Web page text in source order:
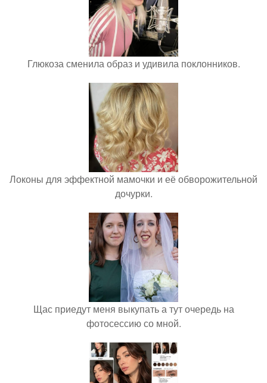
Глюкоза сменила образ и удивила поклонников.
Локоны для эффектной мамочки и её обворожительной
дочурки.
Щас приедут меня выкупать а тут очередь на
фотосессию со мной.